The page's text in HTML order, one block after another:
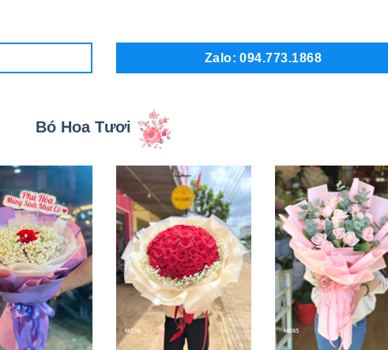
Zalo: 094.773.1868
Bó Hoa Tươi